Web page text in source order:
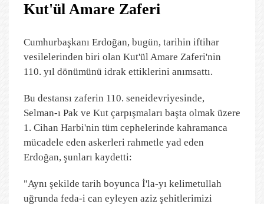
Kut'ül Amare Zaferi
Cumhurbaşkanı Erdoğan, bugün, tarihin iftihar
vesilelerinden biri olan Kut'ül Amare Zaferi'nin
110. yıl dönümünü idrak ettiklerini anımsattı.
Bu destansı zaferin 110. seneidevriyesinde,
Selman-ı Pak ve Kut çarpışmaları başta olmak üzere
1. Cihan Harbi'nin tüm cephelerinde kahramanca
mücadele eden askerleri rahmetle yad eden
Erdoğan, şunları kaydetti:
"Aynı şekilde tarih boyunca İ'la-yı kelimetullah
uğrunda feda-i can eyleyen aziz şehitlerimizi